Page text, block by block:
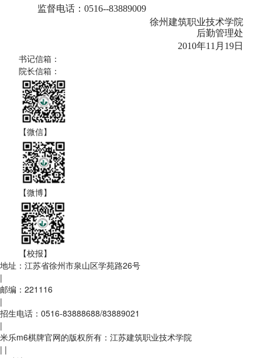
监督电话： 0516--83889009
徐州建筑职业技术学院
后勤管理处
2010年11 月 19日
书记信箱：
院长信箱：
【微信】
【微博】
【校报】
地址：江苏省徐州市泉山区学苑路26号
|
邮编：221116
|
招生电话：0516-83888688/83889021
|
米乐m6棋牌官网的版权所有：江苏建筑职业技术学院
| |